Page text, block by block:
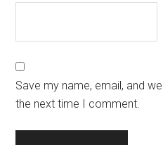
Save my name, email, and
the next time I comment.